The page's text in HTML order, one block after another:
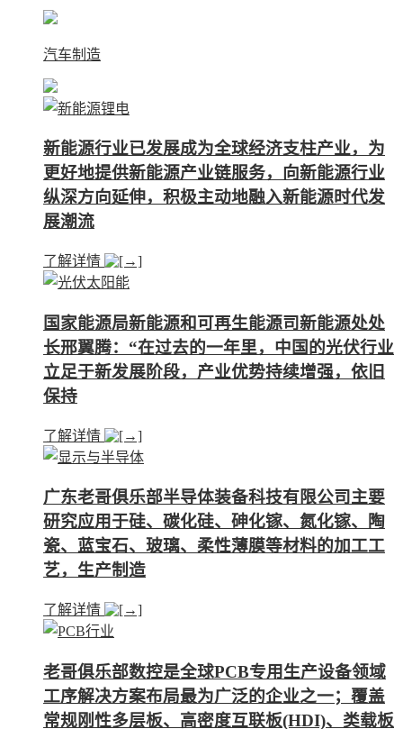
汽车制造
新能源行业已发展成为全球经济支柱产业，为
更好地提供新能源产业链服务，向新能源行业
纵深方向延伸，积极主动地融入新能源时代发
展潮流
了解详情
国家能源局新能源和可再生能源司新能源处处
长邢翼腾：“在过去的一年里，中国的光伏行业
立足于新发展阶段，产业优势持续增强，依旧
保持
了解详情
广东老哥俱乐部半导体装备科技有限公司主要
研究应用于硅、碳化硅、砷化镓、氮化镓、陶
瓷、蓝宝石、玻璃、柔性薄膜等材料的加工工
艺，生产制造
了解详情
老哥俱乐部数控是全球PCB专用生产设备领域
工序解决方案布局最为广泛的企业之一；覆盖
常规刚性多层板、高密度互联板(HDI)、类载板